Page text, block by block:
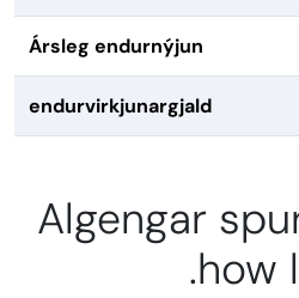
Ársleg endurnýjun
endurvirkjunargjald
Algengar
.how